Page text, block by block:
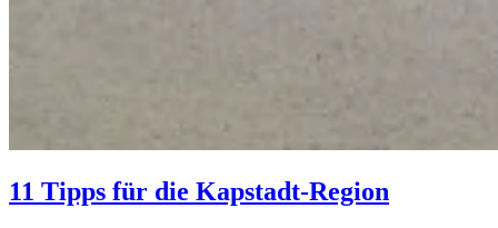
11 Tipps für die Kapstadt-Region